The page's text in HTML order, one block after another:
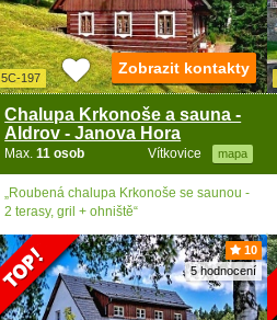
5C-197
Chalupa Krkonoše a sauna -
Aldrov - Janova Hora
Vítkovice mapa
Max.11 osob
Zobrazit kontakty
„Roubená chalupa Krkonoše se saunou -
2 terasy, gril + ohniště“
10
5 hodnocení